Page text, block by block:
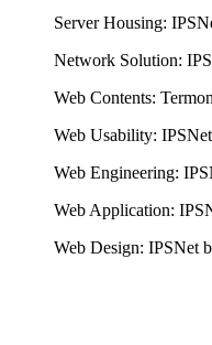
Server Housing:
Network Solution:
Web Contents:
Web Usability:
Web Engineering:
Web Application:
Web Design: IPSNet